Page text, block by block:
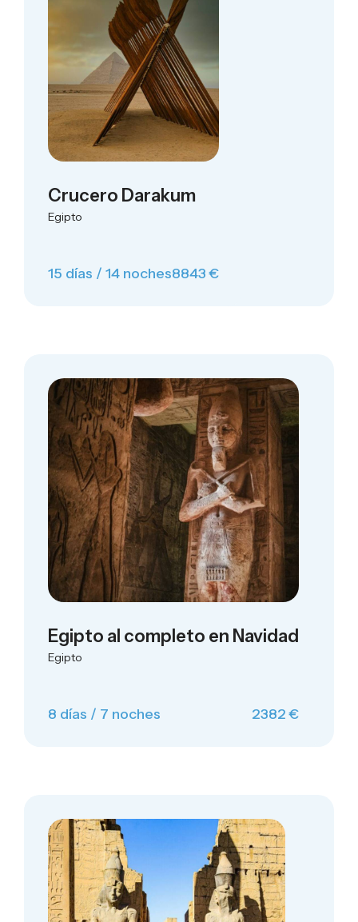
Crucero Darakum
Egipto
15 días / 14 noches8843 €
Egipto al completo en Navidad
Egipto
8 días / 7 noches 2382 €